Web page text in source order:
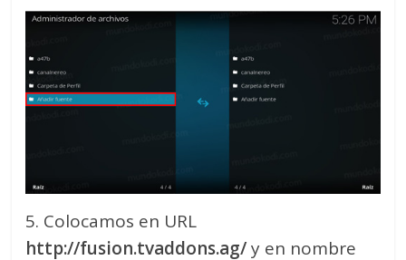
5. Colocamos en URL
http://fusion.tvaddons.ag/y en nombre